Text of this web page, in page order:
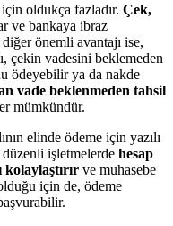
oldukça fazladır. Çek,
ve bankaya ibraz
önemli avantajı ise,
çekin vadesini beklemeden
ödeyebilir ya da nakde
vade beklenmeden tahsil
mümkündür.
elinde ödeme için yazılı
düzenli işletmelerde hesap
kolaylaştırır ve muhasebe
için de, ödeme